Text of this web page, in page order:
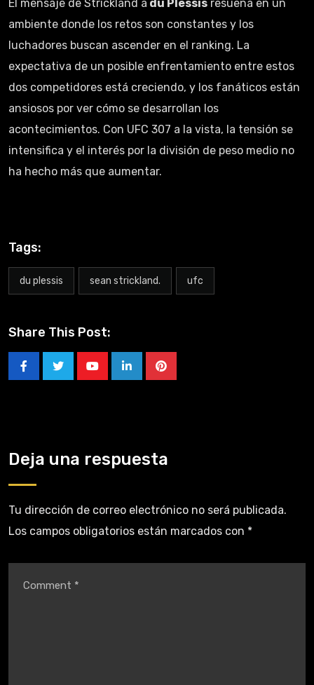
El mensaje de Strickland a du Plessis resuena en un
ambiente donde los retos son constantes y los
luchadores buscan ascender en el ranking. La
expectativa de un posible enfrentamiento entre estos
dos competidores está creciendo, y los fanáticos están
ansiosos por ver cómo se desarrollan los
acontecimientos. Con UFC 307 a la vista, la tensión se
intensifica y el interés por la división de peso medio no
ha hecho más que aumentar.
Tags:
du plessis sean strickland. ufc
Share This Post:
Deja una respuesta
Tu dirección de correo electrónico no será publicada.
Los campos obligatorios están marcados con *